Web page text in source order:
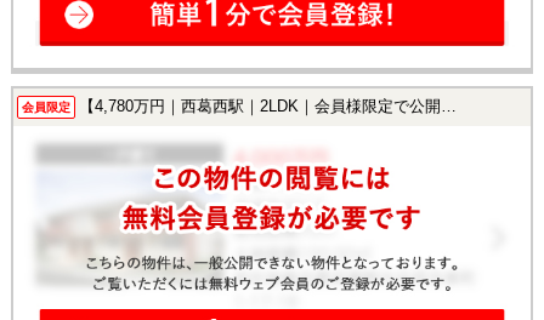
会員限定 【4,780万円｜西葛西駅｜2LDK｜会員様限定で公開中！】